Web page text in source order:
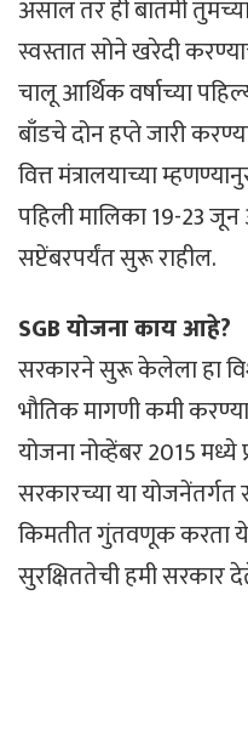
असाल तर ही बातमी
स्वस्तात सोने खरेदी
चालू आर्थिक वर्षाच्या
बाँडचे दोन हप्ते जारी
वित्त मंत्रालयाच्या
पहिली मालिका 19-23
सप्टेंबरपर्यंत सुरू राहील.
SGB ​​योजना काय आहे?
सरकारने सुरू केलेला हा
भौतिक मागणी कमी
योजना नोव्हेंबर 2015
सरकारच्या या योजनेंतर्गत
किमतीत गुंतवणूक करता
सुरक्षिततेची हमी सरकार